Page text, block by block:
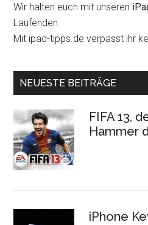
Wir halten euch mit unseren
Laufenden.
Mit ipad-tipps.de verpasst ihr
NEUESTE BEITRÄGE
FIFA 13,
Hammer
iPhone